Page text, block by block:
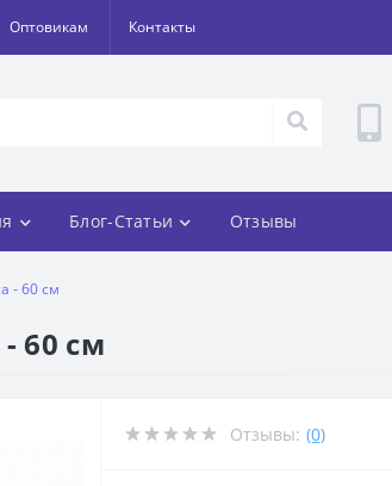
Оптовикам Контакты
Блог-Статьи Отзывы
- 60 см
60 см
Отзывы: (0)